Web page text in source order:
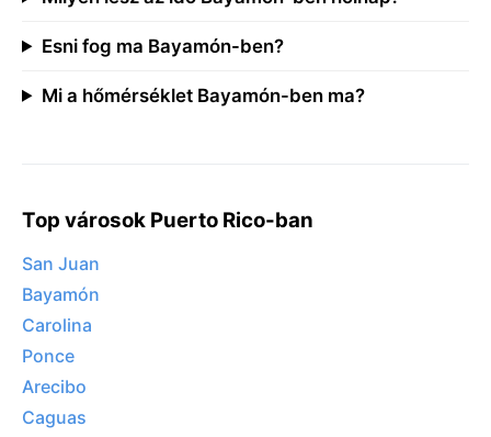
Esni fog ma Bayamón-ben?
Mi a hőmérséklet Bayamón-ben ma?
Top városok Puerto Rico-ban
San Juan
Bayamón
Carolina
Ponce
Arecibo
Caguas